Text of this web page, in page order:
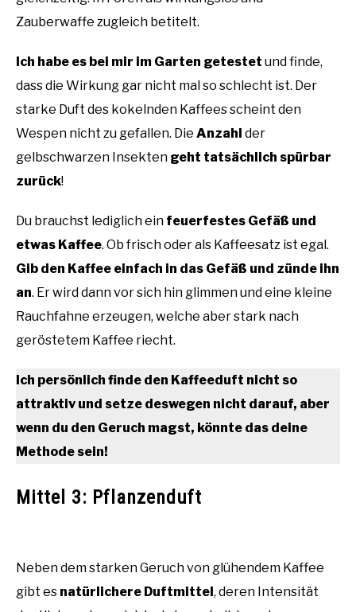
Zauberwaffe zugleich betitelt.
Ich habe es bei mir im Garten getestet und finde,
dass die Wirkung gar nicht mal so schlecht ist. Der
starke Duft des kokelnden Kaffees scheint den
Wespen nicht zu gefallen. Die Anzahl der
gelbschwarzen Insekten geht tatsächlich spürbar
zurück!
Du brauchst lediglich ein feuerfestes Gefäß und
etwas Kaffee. Ob frisch oder als Kaffeesatz ist egal.
Gib den Kaffee einfach in das Gefäß und zünde ihn
an. Er wird dann vor sich hin glimmen und eine kleine
Rauchfahne erzeugen, welche aber stark nach
geröstetem Kaffee riecht.
Ich persönlich finde den Kaffeeduft nicht so
attraktiv und setze deswegen nicht darauf, aber
wenn du den Geruch magst, könnte das deine
Methode sein!
Mittel 3: Pflanzenduft
Neben dem starken Geruch von glühendem Kaffee
gibt es natürlichere Duftmittel , deren Intensität